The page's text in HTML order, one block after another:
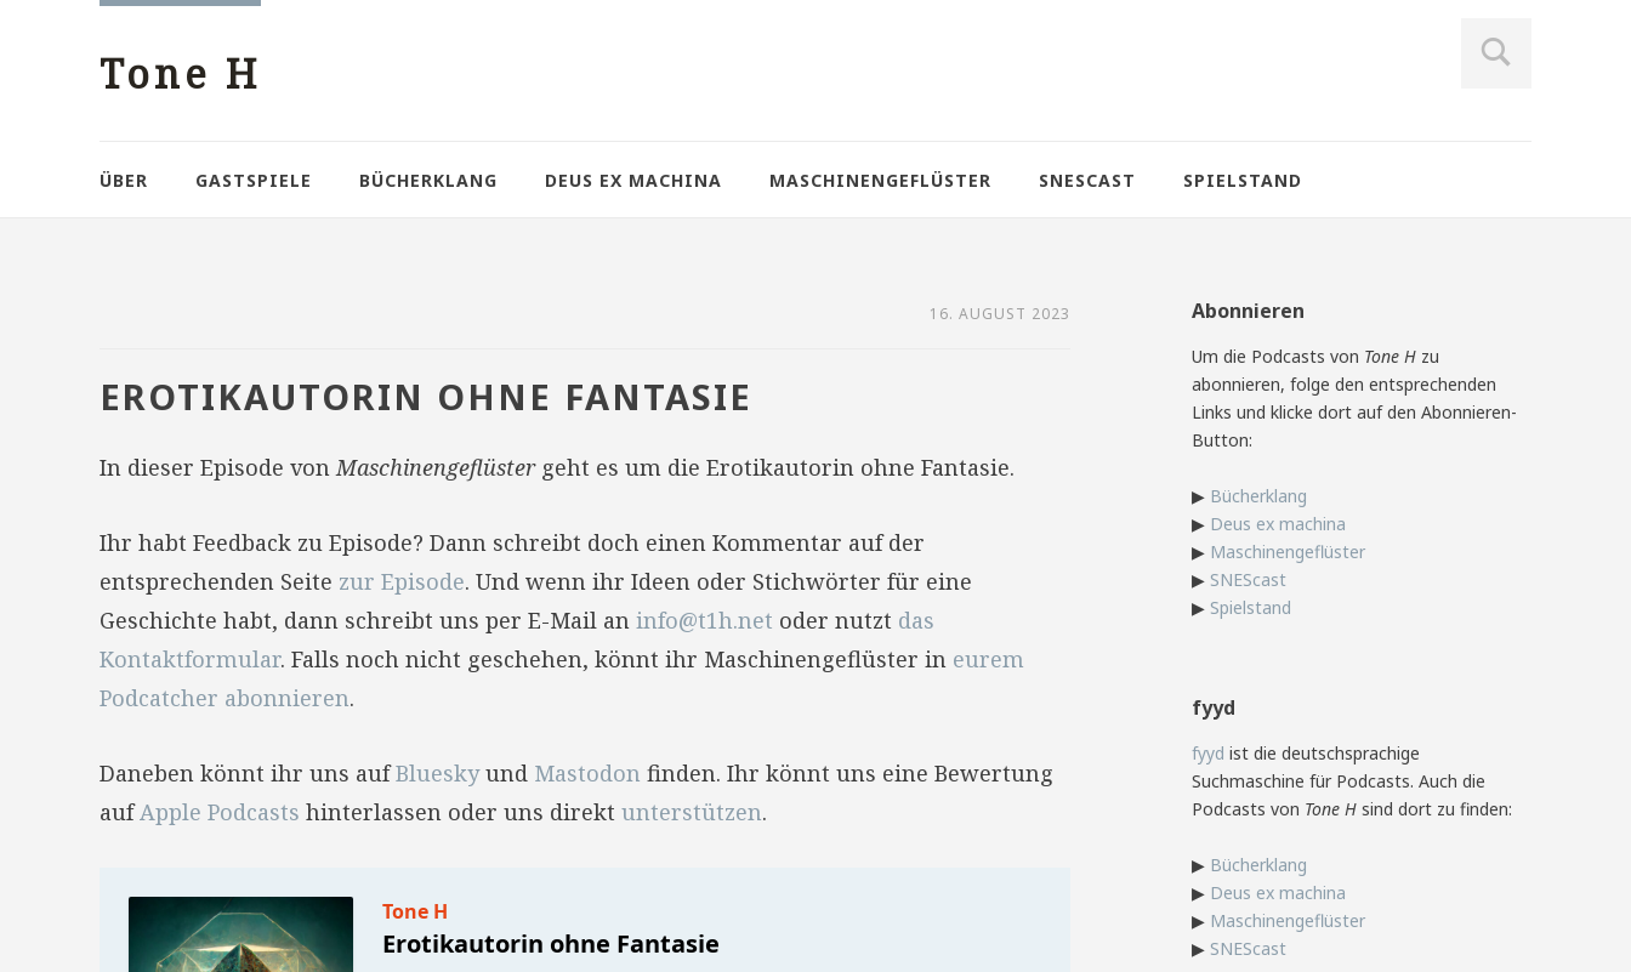
Tone H
ÜBER GASTSPIELE BÜCHERKLANG DEUS EX MACHINA MASCHINENGEFLÜSTER SNESCAST SPIELSTAND
16. AUGUST 2023
EROTIKAUTORIN OHNE FANTASIE
In dieser Episode vonMaschinengeflüstergeht es um die Erotikautorin ohne Fantasie.
Ihr habt Feedback zu Episode? Dann schreibt doch einen Kommentar auf der
entsprechenden Seite zur Episode. Und wenn ihr Ideen oder Stichwörter für eine
Geschichte habt, dann schreibt uns per E-Mail an info@t1h.net oder nutzt das
Kontaktformular. Falls noch nicht geschehen, könnt ihr Maschinengeflüster in eurem
Podcatcher abonnieren.
Daneben könnt ihr uns aufBlueskyund Mastodon finden. Ihr könnt uns eine Bewertung
aufApple Podcasts hinterlassen oder uns direkt unterstützen.
Abonnieren
Um die Podcasts von Tone H zu
abonnieren, folge den entsprechenden
Links und klicke dort auf den Abonnieren-
Button:
▶ Bücherklang
▶ Deus ex machina
▶ Maschinengeflüster
▶ SNEScast
▶ Spielstand
fyyd
fyyd ist die deutschsprachige
Suchmaschine für Podcasts. Auch die
Podcasts von Tone H sind dort zu finden:
▶ Bücherklang
▶ Deus ex machina
▶ Maschinengeflüster
▶ SNEScast